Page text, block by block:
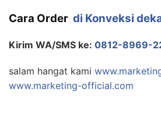
Cara Order di Konveksi
Kirim WA/SMS ke: 0812-8969-
salam hangat kami
www.marketing-official.com